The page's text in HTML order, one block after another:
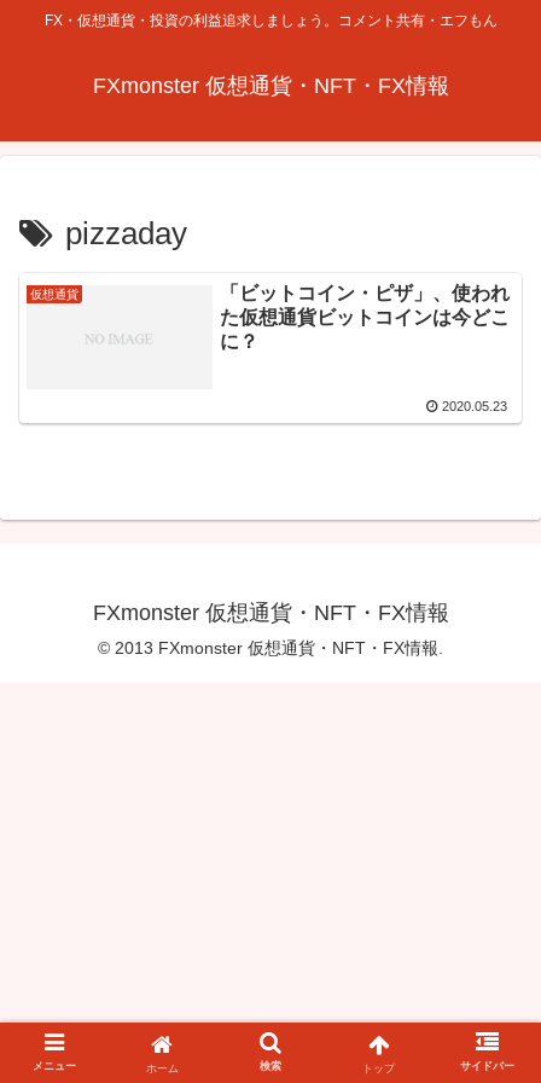
FX・仮想通貨・投資の利益追求しましょう。コメント共有・エフもん
FXmonster 仮想通貨・NFT・FX情報
pizzaday
仮想通貨
「ビットコイン・ピザ」、使われ
た仮想通貨ビットコインは今どこ
に？
2020.05.23
FXmonster 仮想通貨・NFT・FX情報
© 2013 FXmonster 仮想通貨・NFT・FX情報.
メニュー ホーム 検索 トップ サイドバー